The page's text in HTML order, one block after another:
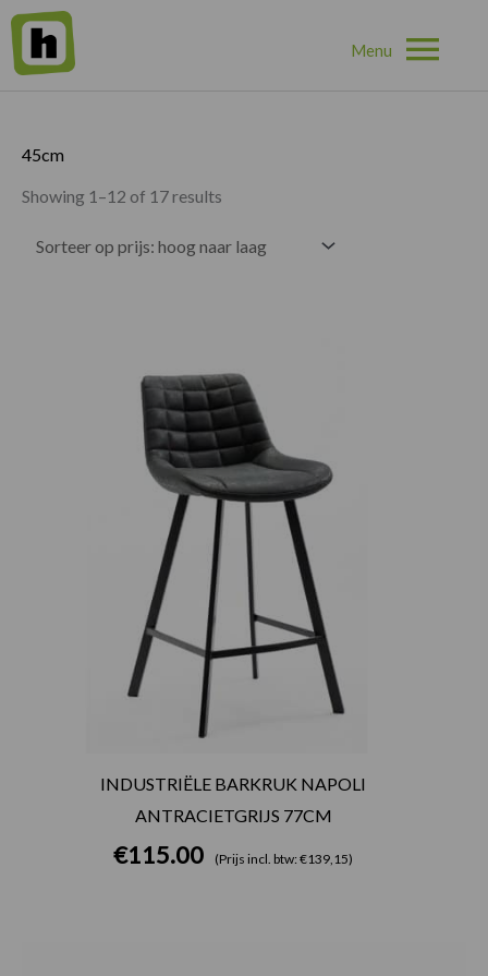
Home»
45cm
Showing 1–12 of 17 results
INDUSTRIËLE BARKRUK NAPOLI
ANTRACIETGRIJS 77CM
€115.00 (Prijs incl. btw: €139,15)